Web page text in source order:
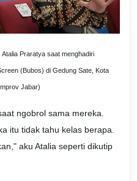
Praratya saat menghadiri
(Bubos) di Gedung Sate, Kota
Jabar)
ngobrol sama mereka.
itu tidak tahu kelas berapa.
aku Atalia seperti dikutip